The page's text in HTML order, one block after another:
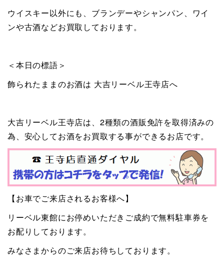
ウイスキー以外にも、ブランデーやシャンパン、ワイ
ンや古酒などお買取しております。
＜本日の標語＞
飾られたままのお酒は 大吉リーベル王寺店へ
大吉リーベル王寺店は、2種類の酒販免許を取得済みの
為、安心してお酒をお買取する事ができるお店です。
【お車でご来店されるお客様へ】
リーベル東館にお停めいただきご成約で無料駐車券を
お配りしております。
みなさまからのご来店お待ちしております。